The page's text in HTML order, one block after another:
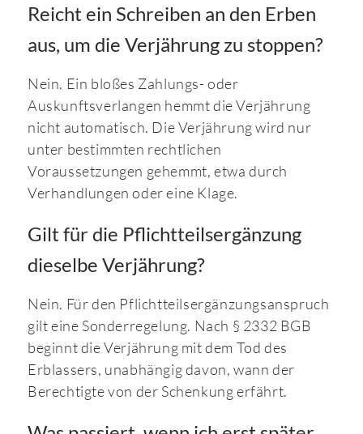
Reicht ein Schreiben an den Erben
aus, um die Verjährung zu stoppen?
Nein. Ein bloßes Zahlungs- oder
Auskunftsverlangen hemmt die Verjährung
nicht automatisch. Die Verjährung wird nur
unter bestimmten rechtlichen
Voraussetzungen gehemmt, etwa durch
Verhandlungen oder eine Klage.
Gilt für die Pflichtteilsergänzung
dieselbe Verjährung?
Nein. Für den Pflichtteilsergänzungsanspruch
gilt eine Sonderregelung. Nach § 2332 BGB
beginnt die Verjährung mit dem Tod des
Erblassers, unabhängig davon, wann der
Berechtigte von der Schenkung erfährt.